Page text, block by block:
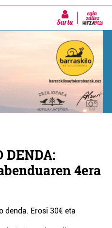
Sartu
DENDA:
4era
denda. Erosi 30€ eta